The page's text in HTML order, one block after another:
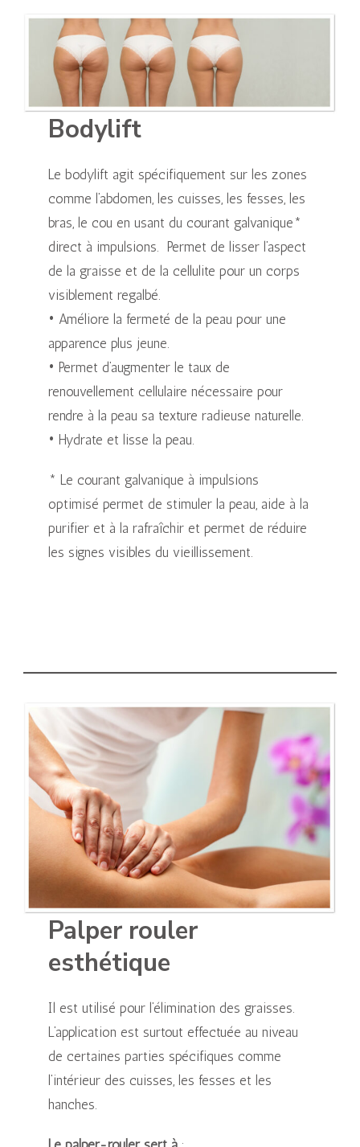
Bodylift
Le bodylift agit spécifiquement sur les zones
comme l’abdomen, les cuisses, les fesses, les
bras, le cou en usant du courant galvanique*
direct à impulsions. Permet de lisser l’aspect
de la graisse et de la cellulite pour un corps
visiblement regalbé.
• Améliore la fermeté de la peau pour une
apparence plus jeune.
• Permet d’augmenter le taux de
renouvellement cellulaire nécessaire pour
rendre à la peau sa texture radieuse naturelle.
• Hydrate et lisse la peau.
* Le courant galvanique à impulsions
optimisé permet de stimuler la peau, aide à la
purifier et à la rafraîchir et permet de réduire
les signes visibles du vieillissement.
Palper rouler
esthétique
Il est utilisé pour l’élimination des graisses.
L’application est surtout effectuée au niveau
de certaines parties spécifiques comme
l’intérieur des cuisses, les fesses et les
hanches.